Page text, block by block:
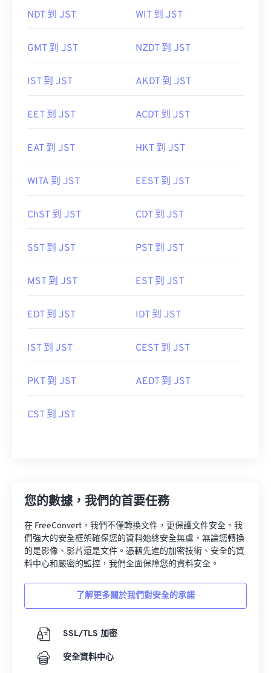
NDT 到 JST WIT 到 JST
GMT 到 JST NZDT 到 JST
IST 到 JST AKDT 到 JST
EET 到 JST ACDT 到 JST
EAT 到 JST HKT 到 JST
WITA 到 JST EEST 到 JST
ChST 到 JST CDT 到 JST
SST 到 JST PST 到 JST
MST 到 JST EST 到 JST
EDT 到 JST IDT 到 JST
IST 到 JST CEST 到 JST
PKT 到 JST AEDT 到 JST
CST 到 JST
您的數據，我們的首要任務
在 FreeConvert，我們不僅轉換文件，更保護文件安全。我
們強大的安全框架確保您的資料始終安全無虞，無論您轉換
的是影像、影片還是文件。憑藉先進的加密技術、安全的資
料中心和嚴密的監控，我們全面保障您的資料安全。
了解更多關於我們對安全的承諾
SSL/TLS 加密
安全資料中心